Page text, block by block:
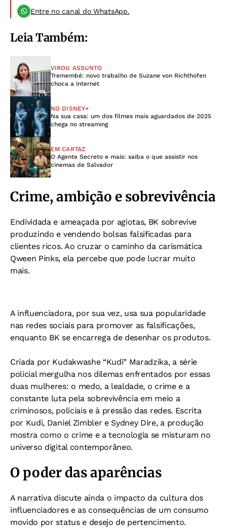
Entre no canal do WhatsApp.
Leia Também:
VIROU ASSUNTO
Tremembé: novo trabalho de Suzane von Richthofen
choca a internet
NO DISNEY+
Na sua casa: um dos filmes mais aguardados de 2025
chega no streaming
EM CARTAZ
O Agente Secreto e mais: saiba o que assistir nos
cinemas de Salvador
Crime, ambição e sobrevivência
Endividada e ameaçada por agiotas, BK sobrevive
produzindo e vendendo bolsas falsificadas para
clientes ricos. Ao cruzar o caminho da carismática
Qween Pinks, ela percebe que pode lucrar muito
mais.
A influenciadora, por sua vez, usa sua popularidade
nas redes sociais para promover as falsificações,
enquanto BK se encarrega de desenhar os produtos.
Criada por Kudakwashe “Kudi” Maradzika, a série
policial mergulha nos dilemas enfrentados por essas
duas mulheres: o medo, a lealdade, o crime e a
constante luta pela sobrevivência em meio a
criminosos, policiais e à pressão das redes. Escrita
por Kudi, Daniel Zimbler e Sydney Dire, a produção
mostra como o crime e a tecnologia se misturam no
universo digital contemporâneo.
O poder das aparências
A narrativa discute ainda o impacto da cultura dos
influenciadores e as consequências de um consumo
movido por status e desejo de pertencimento.